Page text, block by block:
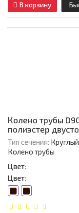
В корзину
Колено трубы
полиэстер
Тип сечения: Круглый
Колено трубы
Цвет:
Цвет: